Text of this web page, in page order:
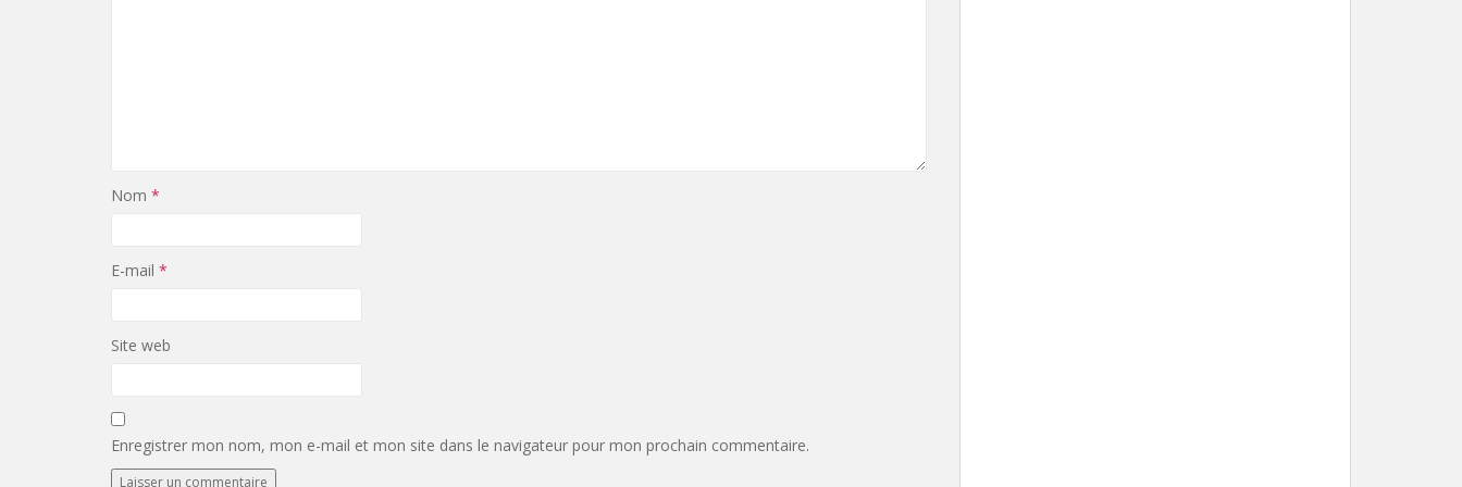
Nom *
E-mail *
Site web
Enregistrer mon nom, mon e-mail et mon site dans le navigateur pour mon prochain commentaire.